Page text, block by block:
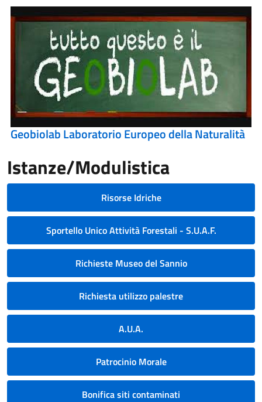
Geobiolab Laboratorio Europeo della Naturalità
Istanze/Modulistica
Risorse Idriche
Sportello Unico Attività Forestali - S.U.A.F.
Richieste Museo del Sannio
Richiesta utilizzo palestre
A.U.A.
Patrocinio Morale
Bonifica siti contaminati